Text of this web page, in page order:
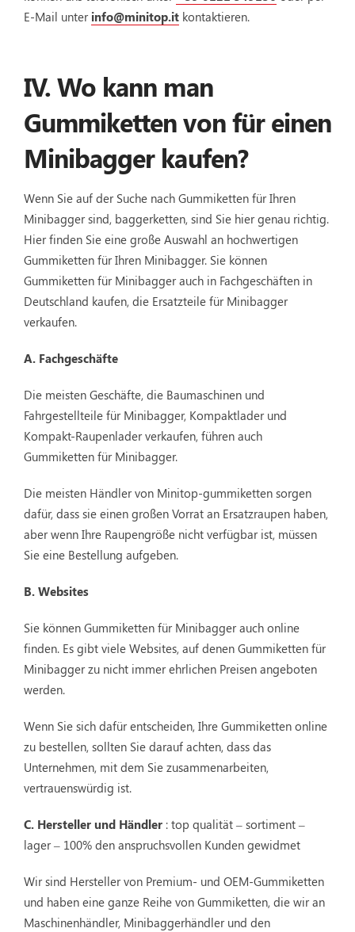
E-Mail unter info@minitop.it kontaktieren.
IV. Wo kann man
Gummiketten von für einen
Minibagger kaufen?
Wenn Sie auf der Suche nach Gummiketten für Ihren
Minibagger sind, baggerketten, sind Sie hier genau richtig.
Hier finden Sie eine große Auswahl an hochwertigen
Gummiketten für Ihren Minibagger. Sie können
Gummiketten für Minibagger auch in Fachgeschäften in
Deutschland kaufen, die Ersatzteile für Minibagger
verkaufen.
A. Fachgeschäfte
Die meisten Geschäfte, die Baumaschinen und
Fahrgestellteile für Minibagger, Kompaktlader und
Kompakt-Raupenlader verkaufen, führen auch
Gummiketten für Minibagger.
Die meisten Händler von Minitop-gummiketten sorgen
dafür, dass sie einen großen Vorrat an Ersatzraupen haben,
aber wenn Ihre Raupengröße nicht verfügbar ist, müssen
Sie eine Bestellung aufgeben.
B. Websites
Sie können Gummiketten für Minibagger auch online
finden. Es gibt viele Websites, auf denen Gummiketten für
Minibagger zu nicht immer ehrlichen Preisen angeboten
werden.
Wenn Sie sich dafür entscheiden, Ihre Gummiketten online
zu bestellen, sollten Sie darauf achten, dass das
Unternehmen, mit dem Sie zusammenarbeiten,
vertrauenswürdig ist.
C. Hersteller und Händler : top qualität – sortiment –
lager – 100% den anspruchsvollen Kunden gewidmet
Wir sind Hersteller von Premium- und OEM-Gummiketten
und haben eine ganze Reihe von Gummiketten, die wir an
Maschinenhändler, Minibaggerhändler und den